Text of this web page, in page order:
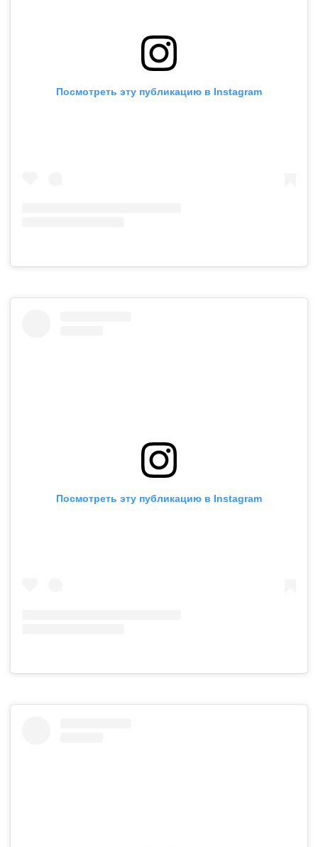
Посмотреть эту публикацию в Instagram
Посмотреть эту публикацию в Instagram